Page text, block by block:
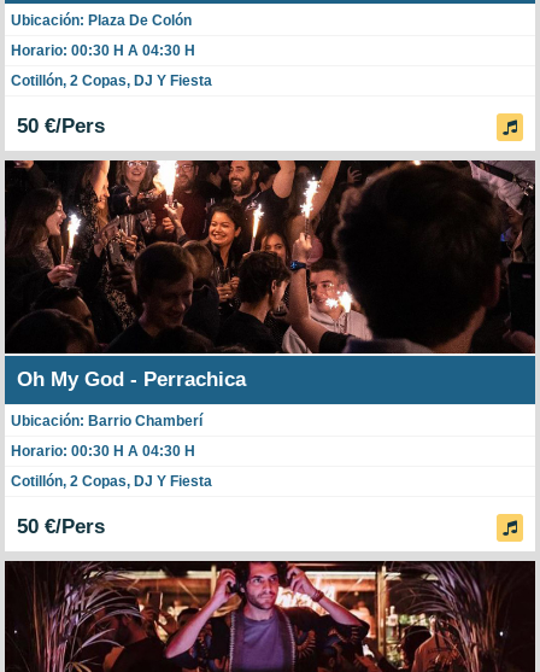
Ubicación: Plaza De Colón
Horario: 00:30 H A 04:30 H
Cotillón, 2 Copas, DJ Y Fiesta
50 €/Pers
Oh My God - Perrachica
Ubicación: Barrio Chamberí
Horario: 00:30 H A 04:30 H
Cotillón, 2 Copas, DJ Y Fiesta
50 €/Pers